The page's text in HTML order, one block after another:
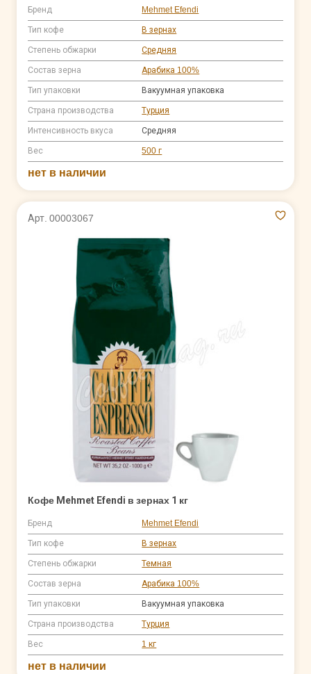
Бренд Mehmet Efendi
Тип кофе В зернах
Степень обжарки Средняя
Состав зерна Арабика 100%
Тип упаковки Вакуумная упаковка
Страна производства Турция
Интенсивность вкуса Средняя
Вес 500 г
нет в наличии
Арт. 00003067
Кофе Mehmet Efendi в зернах 1 кг
Бренд Mehmet Efendi
Тип кофе В зернах
Степень обжарки Темная
Состав зерна Арабика 100%
Тип упаковки Вакуумная упаковка
Страна производства Турция
Вес 1 кг
нет в наличии